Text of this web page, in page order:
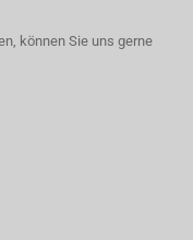
können Sie uns gerne